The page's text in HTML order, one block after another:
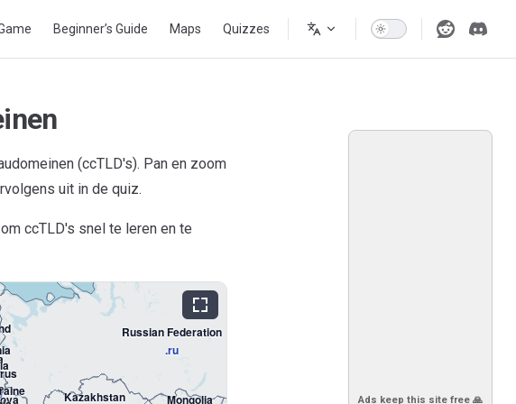
Beginner’s Guide Maps Quizzes
Ads keep this site free 🙏
(ccTLD's). Pan en zoom
uit in de quiz.
ccTLD's snel te leren en te
Kazakhstan
Mongolia
Russian Federation
.ru